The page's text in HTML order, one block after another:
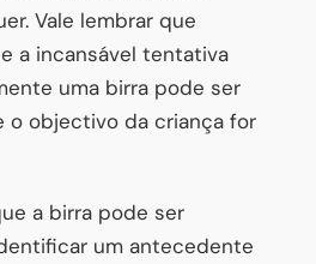
Vale lembrar que
a incansável tentativa
uma birra pode ser
o objectivo da criança for
a birra pode ser
um antecedente